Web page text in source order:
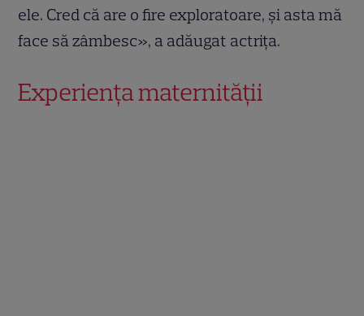
ele. Cred că are o fire exploratoare, și asta mă
face să zâmbesc», a adăugat actrița.
Experiența maternității